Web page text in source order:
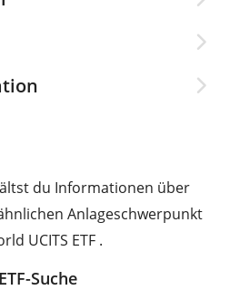
du Informationen über
Anlageschwerpunkt
UCITS ETF .
Suche